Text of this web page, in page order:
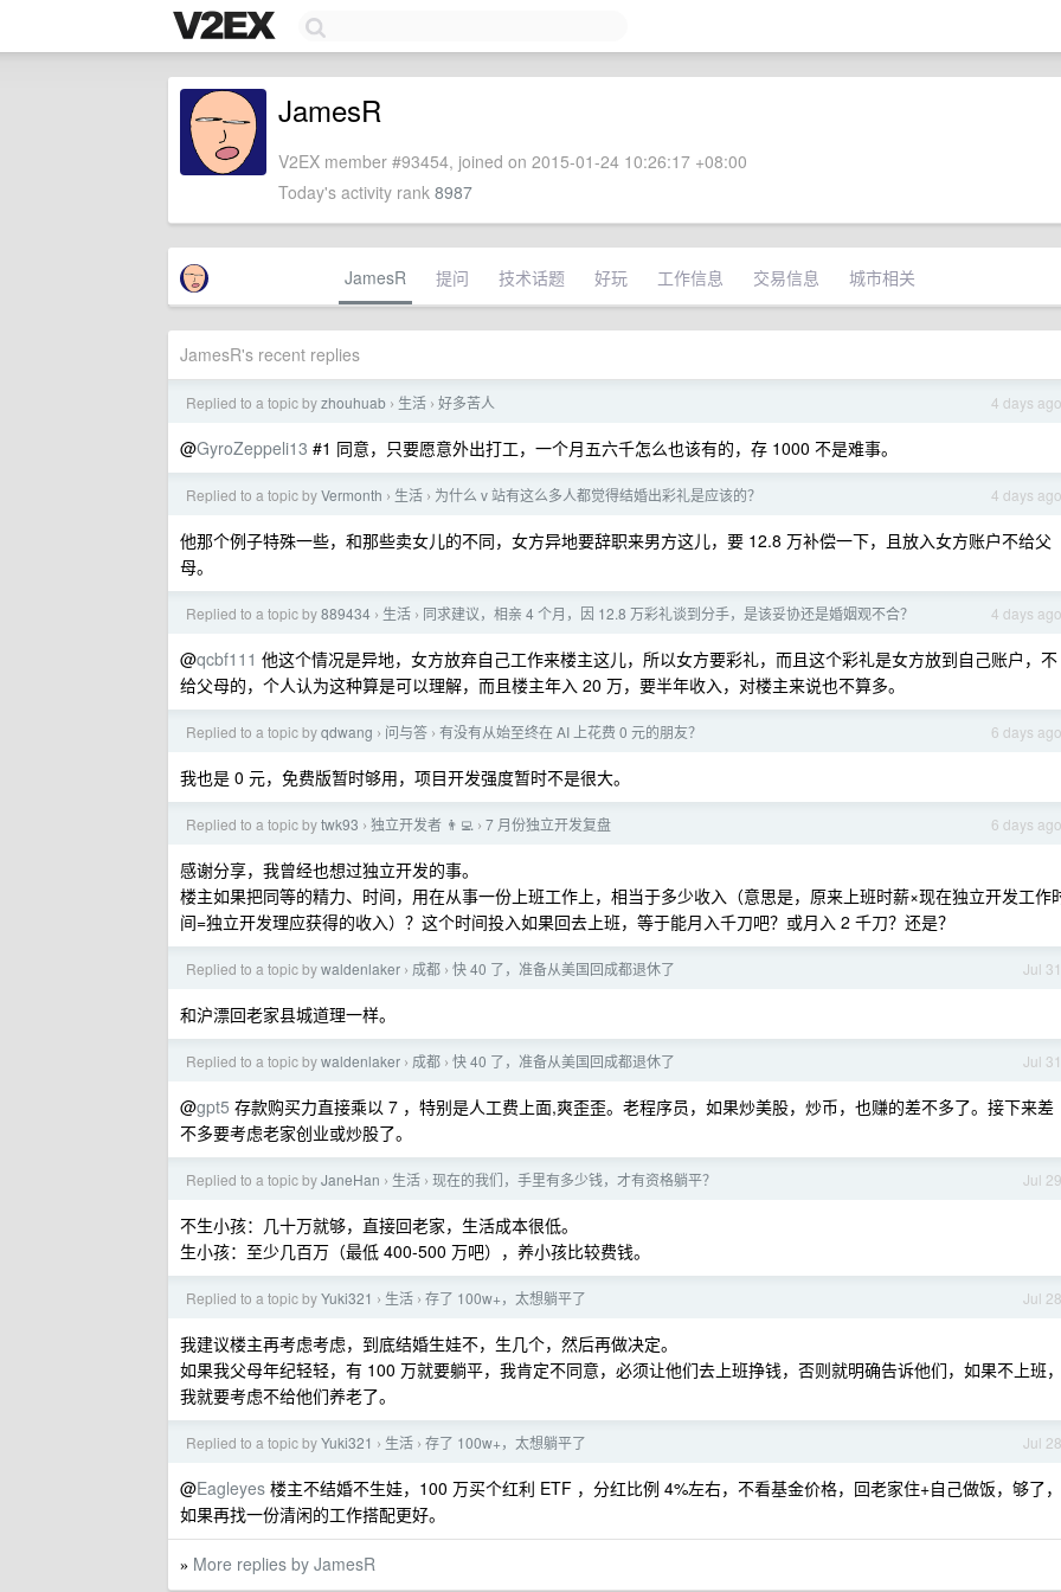
JamesR
V2EX member #93454, joined on 2015-01-24 10:26:17 +08:00
Today's activity rank 8987
JamesR 提问 技术话题 好玩 工作信息 交易信息 城市相关
JamesR's recent replies
4 days ago
Replied to a topic byzhouhuab › 生活 › 好多苦人
@GyroZeppeli13 #1 同意，只要愿意外出打工，一个月五六千怎么也该有的，存 1000 不是难事。
4 days ago
Replied to a topic byVermonth › 生活 › 为什么 v 站有这么多人都觉得结婚出彩礼是应该的？
他那个例子特殊一些，和那些卖女儿的不同，女方异地要辞职来男方这儿，要 12.8 万补偿一下，且放入女方账户不给父
母。
4 days ago
Replied to a topic by889434 › 生活 › 同求建议，相亲 4 个月，因 12.8 万彩礼谈到分手，是该妥协还是婚姻观不合？
@qcbf111 他这个情况是异地，女方放弃自己工作来楼主这儿，所以女方要彩礼，而且这个彩礼是女方放到自己账户，不
给父母的，个人认为这种算是可以理解，而且楼主年入 20 万，要半年收入，对楼主来说也不算多。
6 days ago
Replied to a topic byqdwang › 问与答 › 有没有从始至终在 AI 上花费 0 元的朋友？
我也是 0 元，免费版暂时够用，项目开发强度暂时不是很大。
6 days ago
Replied to a topic bytwk93 › 独立开发者 👨‍💻 › 7 月份独立开发复盘
感谢分享，我曾经也想过独立开发的事。
楼主如果把同等的精力、时间，用在从事一份上班工作上，相当于多少收入（意思是，原来上班时薪×现在独立开发工作
间=独立开发理应获得的收入）？这个时间投入如果回去上班，等于能月入千刀吧？或月入 2 千刀？还是？
Jul 31
Replied to a topic bywaldenlaker › 成都 › 快 40 了，准备从美国回成都退休了
和沪漂回老家县城道理一样。
Jul 31
Replied to a topic bywaldenlaker › 成都 › 快 40 了，准备从美国回成都退休了
@gpt5 存款购买力直接乘以 7 ，特别是人工费上面,爽歪歪。老程序员，如果炒美股，炒币，也赚的差不多了。接下来差
不多要考虑老家创业或炒股了。
Jul 29
Replied to a topic byJaneHan › 生活 › 现在的我们，手里有多少钱，才有资格躺平？
不生小孩：几十万就够，直接回老家，生活成本很低。
生小孩：至少几百万（最低 400-500 万吧），养小孩比较费钱。
Jul 28
Replied to a topic byYuki321 › 生活 › 存了 100w+，太想躺平了
我建议楼主再考虑考虑，到底结婚生娃不，生几个，然后再做决定。
如果我父母年纪轻轻，有 100 万就要躺平，我肯定不同意，必须让他们去上班挣钱，否则就明确告诉他们，如果不上班，
我就要考虑不给他们养老了。
Jul 28
Replied to a topic byYuki321 › 生活 › 存了 100w+，太想躺平了
@Eagleyes 楼主不结婚不生娃，100 万买个红利 ETF ，分红比例 4%左右，不看基金价格，回老家住+自己做饭，够了，
如果再找一份清闲的工作搭配更好。
» More replies by JamesR